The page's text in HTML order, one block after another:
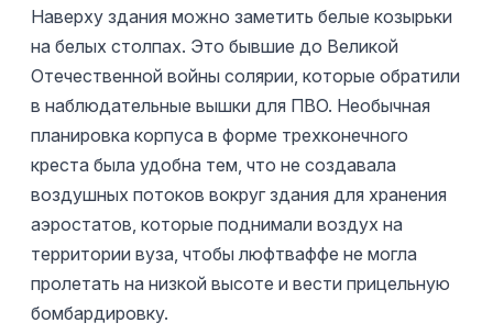
Наверху здания можно заметить белые козырьки
на белых столпах. Это бывшие до Великой
Отечественной войны солярии, которые обратили
в наблюдательные вышки для ПВО. Необычная
планировка корпуса в форме трехконечного
креста была удобна тем, что не создавала
воздушных потоков вокруг здания для хранения
аэростатов, которые поднимали воздух на
территории вуза, чтобы люфтваффе не могла
пролетать на низкой высоте и вести прицельную
бомбардировку.